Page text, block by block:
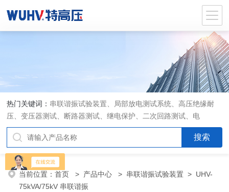
热门关键词： 串联谐振试验装置、局部放电测试系统、高压绝缘耐
压、变压器测试、断路器测试、继电保护、二次回路测试、电
当前位置：首页 > 产品中心 > 串联谐振试验装置 > UHV-
75kVA/75kV 串联谐振